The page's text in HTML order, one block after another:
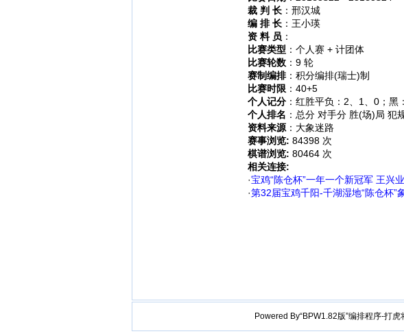
裁 判 长 ：邢汉城
编 排 长 ：王小瑛
资 料 员 ：
比赛类型 ：个人赛 + 计团体
比赛轮数 ：9 轮
赛制编排：积分编排(瑞士)制
比赛时限 ：40+5
个人记分 ：红胜平负：2、1、0；黑
个人排名 ：总分 对手分 胜(场)局 犯
资料来源 ：大象迷路
赛事浏览: 84398 次
棋谱浏览: 80464 次
相关连接:
·宝鸡“陈仓杯”一年一个新冠军 王兴
·第32届宝鸡千阳-千湖湿地“陈仓杯”
Powered By“BPW1.82版”编排程序-打虎